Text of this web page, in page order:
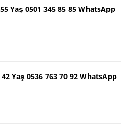
Yaş 0501 345 85 85 WhatsApp
Yaş 0536 763 70 92 WhatsApp